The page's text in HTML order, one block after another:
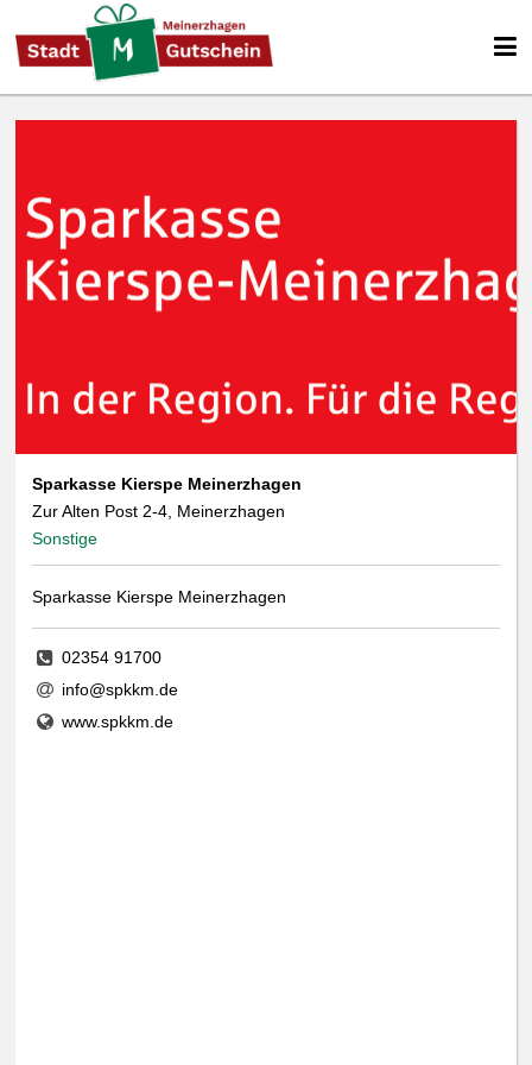
Sparkasse Kierspe Meinerzhagen
Zur Alten Post 2-4, Meinerzhagen
Sonstige
Sparkasse Kierspe Meinerzhagen
02354 91700
info@spkkm.de
www.spkkm.de